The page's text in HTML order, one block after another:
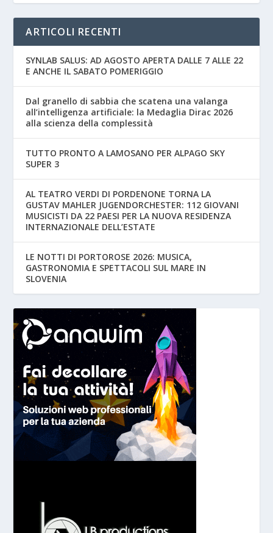
ARTICOLI RECENTI
SYNLAB SALUS: AD AGOSTO APERTA DALLE 7 ALLE 22
E ANCHE IL SABATO POMERIGGIO
Dal granello di sabbia che scatena una valanga
all’intelligenza artificiale: la Medaglia Dirac 2026
alla scienza della complessità
TUTTO PRONTO A LAMOSANO PER ALPAGO SKY
SUPER 3
AL TEATRO VERDI DI PORDENONE TORNA LA
GUSTAV MAHLER JUGENDORCHESTER: 112 GIOVANI
MUSICISTI DA 22 PAESI PER LA NUOVA RESIDENZA
INTERNAZIONALE DELL’ESTATE
LE NOTTI DI PORTOROSE 2026: MUSICA,
GASTRONOMIA E SPETTACOLI SUL MARE IN
SLOVENIA